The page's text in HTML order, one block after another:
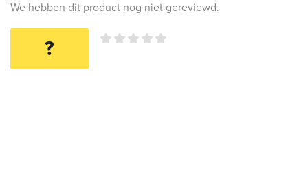
We hebben dit product nog niet gereviewd.
?